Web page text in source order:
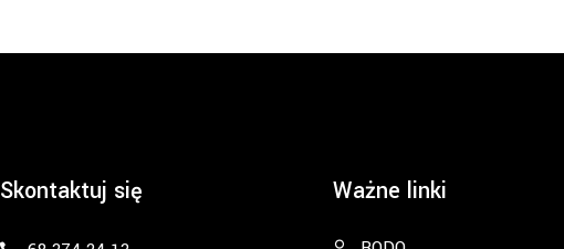
Skontaktuj się Ważne linki